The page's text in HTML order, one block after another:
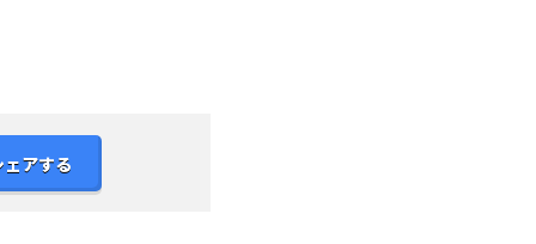
ェアする